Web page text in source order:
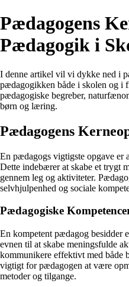
Pædagogens
Pædagogik i
I denne artikel vil vi dykke ned i
pædagogikken både i skolen og i
pædagogiske begreber,
børn og læring.
Pædagogens
En pædagogs vigtigste opgave
Dette indebærer at skabe et trygt
gennem leg og aktiviteter.
selvhjulpenhed og sociale
Pædagogiske
En kompetent pædagog besidder
evnen til at skabe meningsfulde
kommunikere effektivt med både
vigtigt for pædagogen at være
metoder og tilgange.